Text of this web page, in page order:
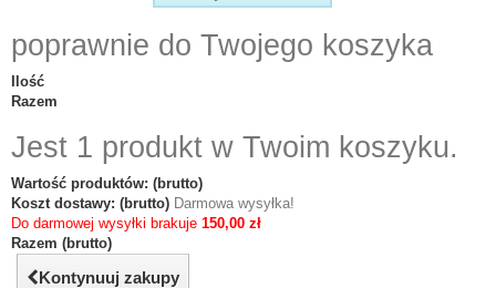
poprawnie do Twojego koszyka
Ilość
Razem
Jest 1 produkt w Twoim koszyku.
Wartość produktów: (brutto)
Koszt dostawy: (brutto) Darmowa wysyłka!
Do darmowej wysyłki brakuje 150,00 zł
Razem (brutto)
Kontynuuj zakupy